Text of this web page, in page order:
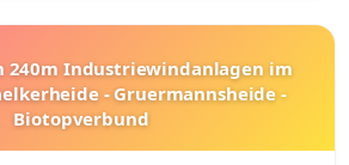
240m Industriewindanlagen im
- Gruermannsheide -
Biotopverbund